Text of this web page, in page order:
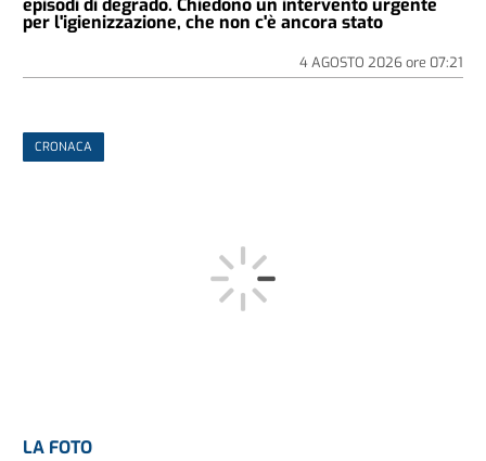
per l'igienizzazione, che non c'è ancora stato
4 AGOSTO 2026ore 07:21
CRONACA
LA FOTO